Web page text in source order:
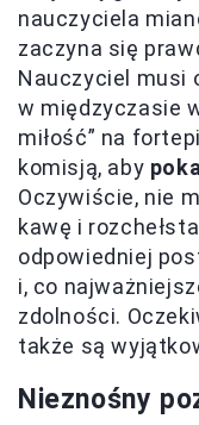
nauczyciela
zaczyna się
Nauczyciel musi
w międzyczasie
miłość” na
komisją, aby
Oczywiście, nie
kawę i
odpowiedniej
i, co
zdolności.
także są
Nieznośny